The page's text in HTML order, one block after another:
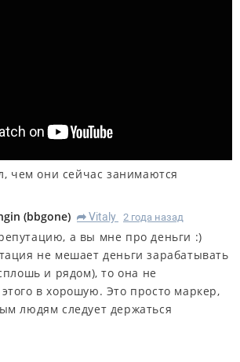
чем они сейчас занимаются
(bbgone) R Vitaly 2 года назад
а вы мне про деньги :)
не мешает деньги зарабатывать
и рядом), то она не
в хорошую. Это просто маркер,
людям следует держаться